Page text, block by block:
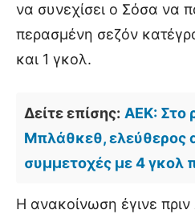
να συνεχίσει ο Σόσα να
περασμένη σεζόν
και 1 γκολ.
Δείτε επίσης: ΑΕΚ: Στο
Μπλάθκεθ, ελεύθερος
συμμετοχές με 4 γκολ
Η ανακοίνωση έγινε πριν